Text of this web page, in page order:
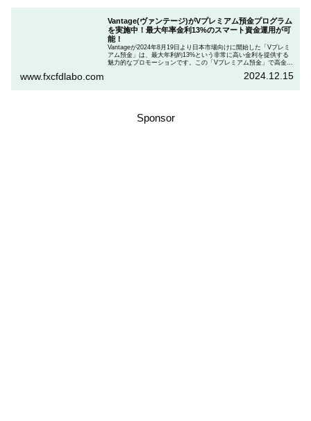
Vantage(ヴァンテージ)がVプレミアム預金プログラム
を実施中！最大年率金利13%のスマート資金運用が可
能！
Vantageが2024年8月19日より日本市場向けに開始した「Vプレミ
アム預金」は、最大年利約13%という非常に高い金利を提供する
魅力的なプロモーションです。この「Vプレミアム預金」で高金利
「Vプレミアム預金」を行いたい人は、この記事をしっかりと読ん
www.fxcfdlabo.com 2024.12.15
Sponsor